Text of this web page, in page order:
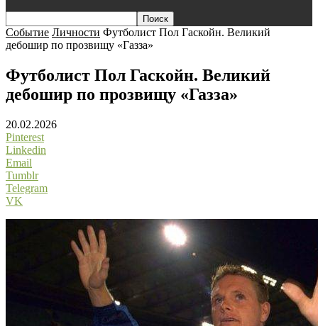
Событие Личности Футболист Пол Гаскойн. Великий
дебошир по прозвищу «Газза»
Футболист Пол Гаскойн. Великий
дебошир по прозвищу «Газза»
20.02.2026
Pinterest
Linkedin
Email
Tumblr
Telegram
VK